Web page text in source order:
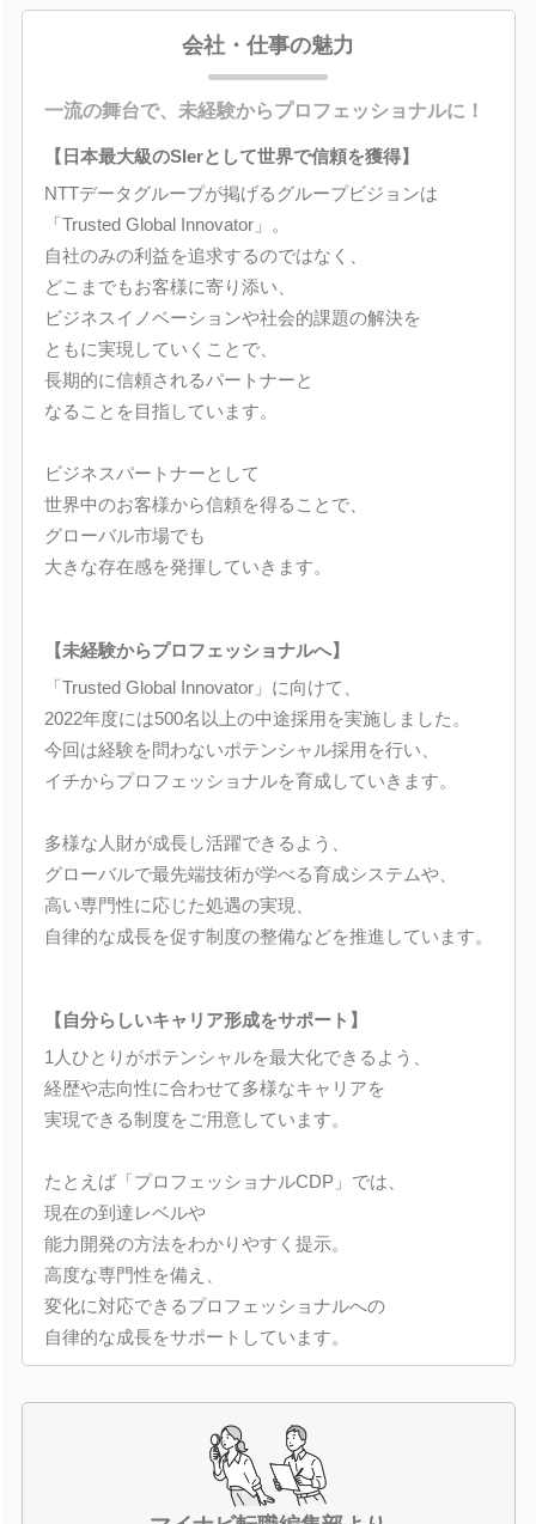
会社・仕事の魅力
一流の舞台で、未経験からプロフェッショナルに！
【日本最大級のSIerとして世界で信頼を獲得】
NTTデータグループが掲げるグループビジョンは
「Trusted Global Innovator」。
自社のみの利益を追求するのではなく、
どこまでもお客様に寄り添い、
ビジネスイノベーションや社会的課題の解決を
ともに実現していくことで、
長期的に信頼されるパートナーと
なることを目指しています。
ビジネスパートナーとして
世界中のお客様から信頼を得ることで、
グローバル市場でも
大きな存在感を発揮していきます。
【未経験からプロフェッショナルへ】
「Trusted Global Innovator」に向けて、
2022年度には500名以上の中途採用を実施しました。
今回は経験を問わないポテンシャル採用を行い、
イチからプロフェッショナルを育成していきます。
多様な人財が成長し活躍できるよう、
グローバルで最先端技術が学べる育成システムや、
高い専門性に応じた処遇の実現、
自律的な成長を促す制度の整備などを推進しています。
【自分らしいキャリア形成をサポート】
1人ひとりがポテンシャルを最大化できるよう、
経歴や志向性に合わせて多様なキャリアを
実現できる制度をご用意しています。
たとえば「プロフェッショナルCDP」では、
現在の到達レベルや
能力開発の方法をわかりやすく提示。
高度な専門性を備え、
変化に対応できるプロフェッショナルへの
自律的な成長をサポートしています。